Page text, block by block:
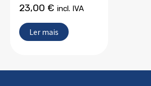
23,00 € incl. IVA
Ler mais